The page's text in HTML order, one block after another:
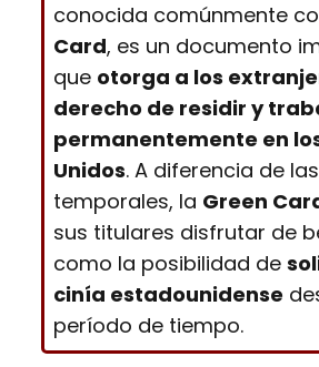
conocida comúnmente
Card, es un documento
que otorga a los
derecho de residir y
permanentemente en
Unidos. A diferencia de
temporales, la Green
sus titulares disfrutar de
como la posibilidad de
cinía estadounidense
período de tiempo.